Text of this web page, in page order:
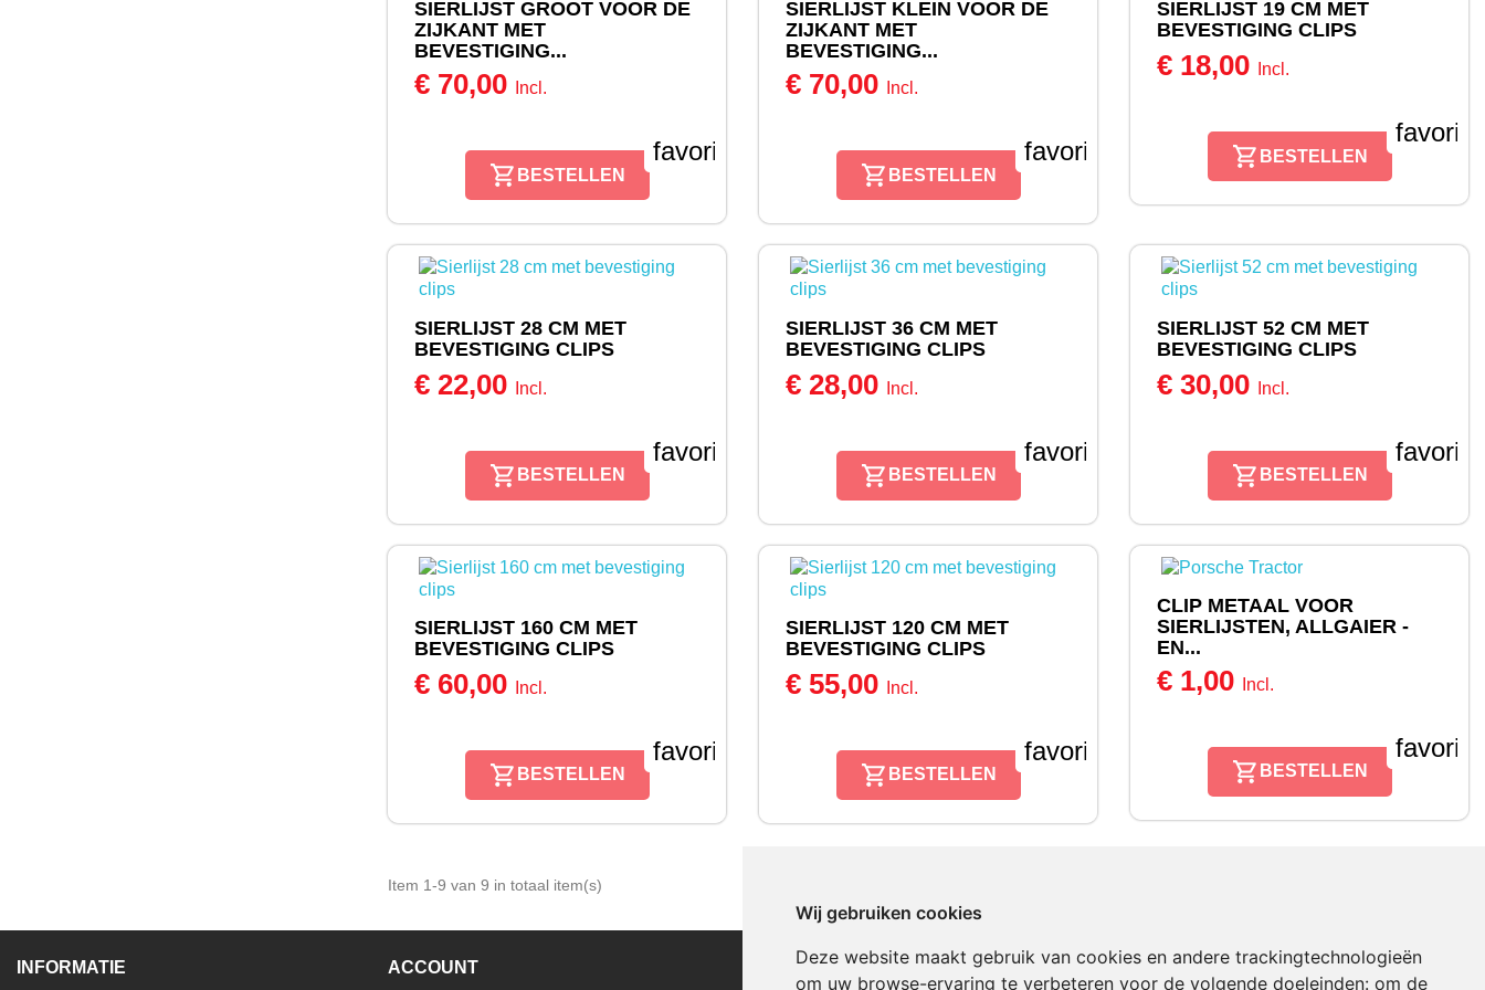
Wij gebruiken cookies
Deze website maakt gebruik van cookies en andere trackingtechnologieën
om uw browse-ervaring te verbeteren voor de volgende doeleinden: om de
SIERLIJST GROOT VOOR DE
ZIJKANT MET
BEVESTIGING...
€ 70,00 Incl.
BESTELLEN
favorite_border
SIERLIJST KLEIN VOOR DE
ZIJKANT MET
BEVESTIGING...
€ 70,00 Incl.
BESTELLEN
favorite_border
SIERLIJST 19 CM MET
BEVESTIGING CLIPS
€ 18,00 Incl.
BESTELLEN
SIERLIJST 28 CM MET
BEVESTIGING CLIPS
€ 22,00 Incl.
BESTELLEN
favorite_border
SIERLIJST 36 CM MET
BEVESTIGING CLIPS
€ 28,00 Incl.
BESTELLEN
favorite_border
SIERLIJST 52 CM MET
BEVESTIGING CLIPS
€ 30,00 Incl.
BESTELLEN
SIERLIJST 160 CM MET
BEVESTIGING CLIPS
€ 60,00 Incl.
BESTELLEN
favorite_border
SIERLIJST 120 CM MET
BEVESTIGING CLIPS
€ 55,00 Incl.
BESTELLEN
favorite_border
CLIP METAAL VOOR
SIERLIJSTEN, ALLGAIER -
EN...
€ 1,00 Incl.
BESTELLEN
Item 1-9 van 9 in totaal item(s)
INFORMATIE ACCOUNT CATEGORIEEN WINKEL INFORMATIE